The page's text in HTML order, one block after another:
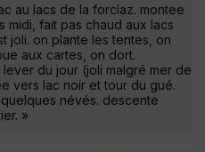
au lacs de la forclaz. montee
midi, fait pas chaud aux lacs
joli. on plante les tentes, on
aux cartes, on dort.
du jour (joli malgré mer de
vers lac noir et tour du gué.
névés. descente
»